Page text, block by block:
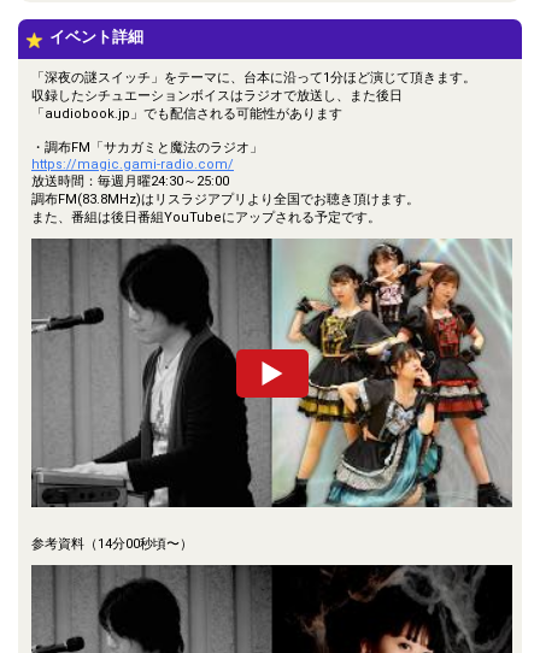
イベント詳細
「深夜の謎スイッチ」をテーマに、台本に沿って1分ほど演じて頂きます。
収録したシチュエーションボイスはラジオで放送し、また後日
「audiobook.jp」でも配信される可能性があります
・調布FM「サカガミと魔法のラジオ」
https://magic.gami-radio.com/
放送時間：毎週月曜24:30～25:00
調布FM(83.8MHz)はリスラジアプリより全国でお聴き頂けます。
また、番組は後日番組YouTubeにアップされる予定です。
参考資料（14分00秒頃〜）